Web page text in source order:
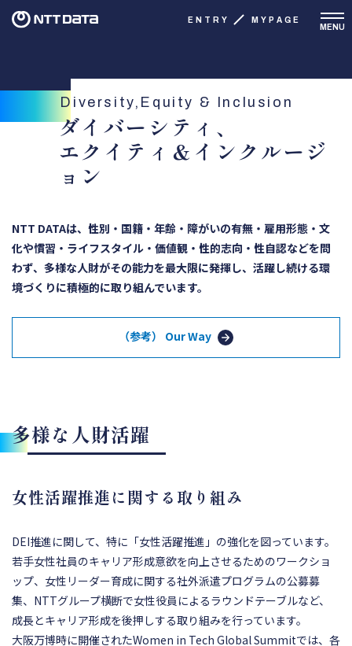
ENTRY
MYPAGE
MENU
Diversity,Equity & Inclusion
ダイバーシティ、
エクイティ＆インクルージ
ョン
NTT DATAは、性別・国籍・年齢・障がいの有無・雇用形態・文
化や慣習・ライフスタイル・価値観・性的志向・性自認などを問
わず、多様な人財がその能力を最大限に発揮し、活躍し続ける環
境づくりに積極的に取り組んでいます。
（参考） Our Way
多様な人財活躍
女性活躍推進に関する取り組み
DEI推進に関して、特に「女性活躍推進」の強化を図っています。
若手女性社員のキャリア形成意欲を向上させるためのワークショ
ップ、女性リーダー育成に関する社外派遣プログラムの公募募
集、NTTグループ横断で女性役員によるラウンドテーブルなど、
成長とキャリア形成を後押しする取り組みを行っています。
大阪万博時に開催されたWomen in Tech Global Summitでは、各